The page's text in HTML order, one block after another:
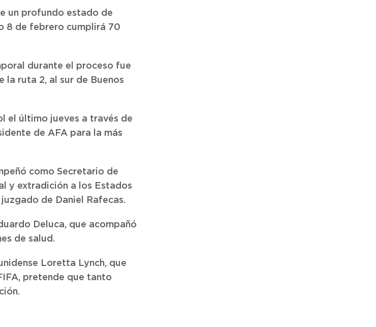
un profundo estado de
8 de febrero cumplirá 70
durante el proceso fue
la ruta 2, al sur de Buenos
el último jueves a través de
de AFA para la más
como Secretario de
y extradición a los Estados
de Daniel Rafecas.
Deluca, que acompañó
de salud.
Loretta Lynch, que
pretende que tanto